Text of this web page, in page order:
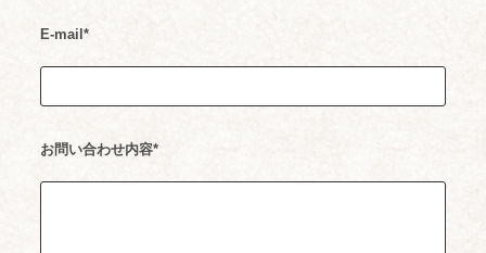
E-mail*
お問い合わせ内容*